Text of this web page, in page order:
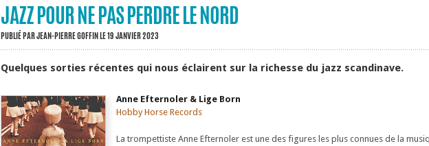
JAZZ POUR NE PAS PERDRE LE NORD
PUBLIÉ PARJEAN-PIERRE GOFFINLE 19 JANVIER 2023
Quelques sorties récentes qui nous éclairent sur la richesse du jazz scandinave.
Anne Efternoler & Lige Born
Hobby Horse Records
La trompettiste Anne Efternoler est une des figures les plus connues de la